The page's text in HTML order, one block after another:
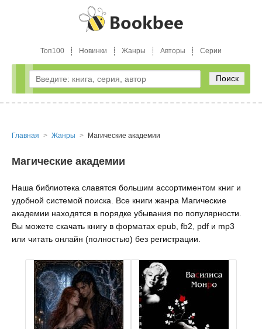
Топ100 Новинки Жанры Авторы Серии
Поиск
Главная Жанры Магические академии
Магические академии
Наша библиотека славятся большим ассортиментом книг и
удобной системой поиска. Все книги жанра Магические
академии находятся в порядке убывания по популярности.
Вы можете скачать книгу в форматах epub, fb2, pdf и mp3
или читать онлайн (полностью) без регистрации.